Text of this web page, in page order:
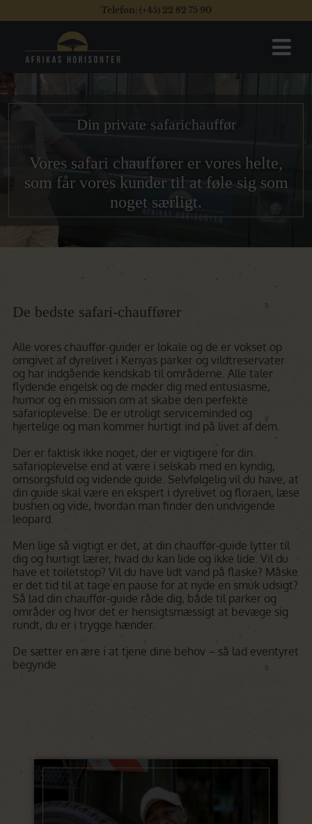
Telefon: (+45) 22 82 75 90
Din private safarichauffør
Vores safari chauffører er vores helte,
som får vores kunder til at føle sig som
noget særligt.
De bedste safari-chauffører
Alle vores chauffør-guider er lokale og de er vokset op
omgivet af dyrelivet i Kenyas parker og vildtreservater
og har indgående kendskab til områderne. Alle taler
flydende engelsk og de møder dig med entusiasme,
humor og en mission om at skabe den perfekte
safarioplevelse. De er utroligt serviceminded og
hjertelige og man kommer hurtigt ind på livet af dem.
Der er faktisk ikke noget, der er vigtigere for din
safarioplevelse end at være i selskab med en kyndig,
omsorgsfuld og vidende guide. Selvfølgelig vil du have, at
din guide skal være en ekspert i dyrelivet og floraen, læse
bushen og vide, hvordan man finder den undvigende
leopard.
Men lige så vigtigt er det, at din chauffør-guide lytter til
dig og hurtigt lærer, hvad du kan lide og ikke lide. Vil du
have et toiletstop? Vil du have lidt vand på flaske? Måske
er det tid til at tage en pause for at nyde en smuk udsigt?
Så lad din chauffør-guide råde dig, både til parker og
områder og hvor det er hensigtsmæssigt at bevæge sig
rundt, du er i trygge hænder.
De sætter en ære i at tjene dine behov – så lad eventyret
begynde